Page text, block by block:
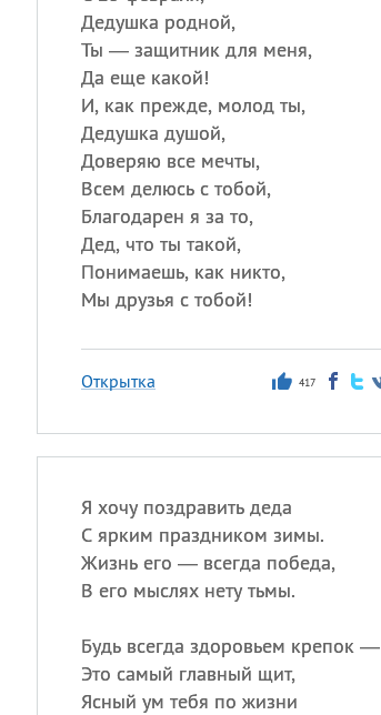
Дедушка родной,
Ты — защитник для меня,
Да еще какой!
И, как прежде, молод ты,
Дедушка душой,
Доверяю все мечты,
Всем делюсь с тобой,
Благодарен я за то,
Дед, что ты такой,
Понимаешь, как никто,
Мы друзья с тобой!
Открытка 417
Я хочу поздравить деда
С ярким праздником зимы.
Жизнь его — всегда победа,
В его мыслях нету тьмы.
Будь всегда здоровьем крепок —
Это самый главный щит,
Ясный ум тебя по жизни